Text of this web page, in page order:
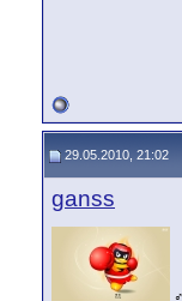
29.05.2010, 21:02
ganss
♂